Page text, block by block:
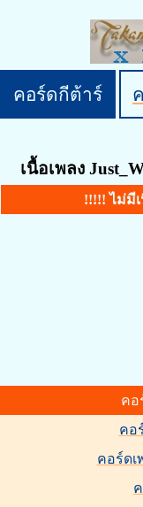
คอร์ดกีต้าร์
เนื้อเพลง
!!!!! ไม่มี
คอ
คอ
คอร์ดเ